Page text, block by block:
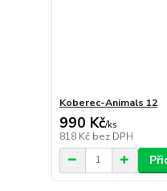
Koberec-Animals 12
990 Kč/ks
818 Kč bez DPH